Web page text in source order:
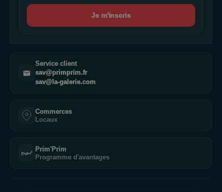
Je m'inscris
Service client
sav@primprim.fr
sav@la-galerie.com
Commerces
Locaux
Prim'Prim
Programme d'avantages